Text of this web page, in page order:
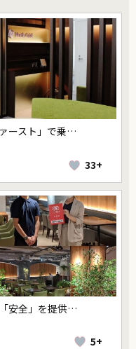
ースト」で乗…
33+
安全」を提供…
5+